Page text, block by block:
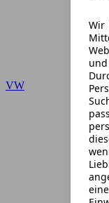
Wir
VW